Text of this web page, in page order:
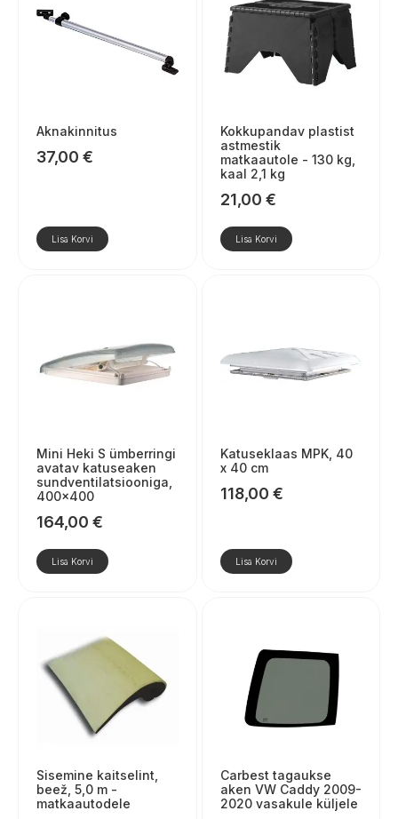
Aknakinnitus
37,00 €
Lisa Korvi
Kokkupandav plastist
astmestik
matkaautole - 130 kg,
kaal 2,1 kg
21,00 €
Lisa Korvi
Mini Heki S ümberringi
avatav katuseaken
sundventilatsiooniga,
400×400
164,00 €
Lisa Korvi
Katuseklaas MPK, 40
x 40 cm
118,00 €
Lisa Korvi
Sisemine kaitselint,
beež, 5,0 m -
matkaautodele
Carbest tagaukse
aken VW Caddy 2009-
2020 vasakule küljele